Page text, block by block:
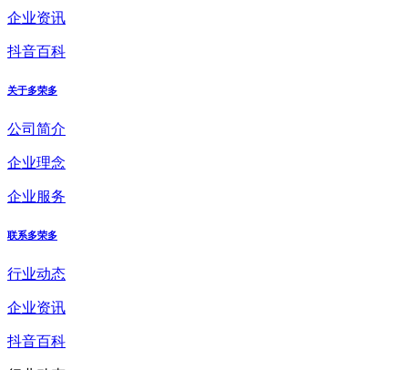
企业资讯
抖音百科
关于多荣多
公司简介
企业理念
企业服务
联系多荣多
行业动态
企业资讯
抖音百科